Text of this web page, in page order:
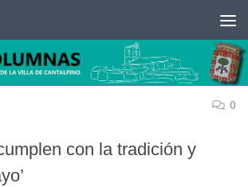
0
con la tradición y